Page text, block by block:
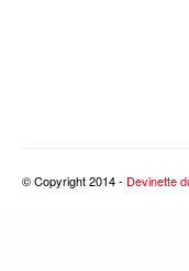
© Copyright 2014 - Devinette